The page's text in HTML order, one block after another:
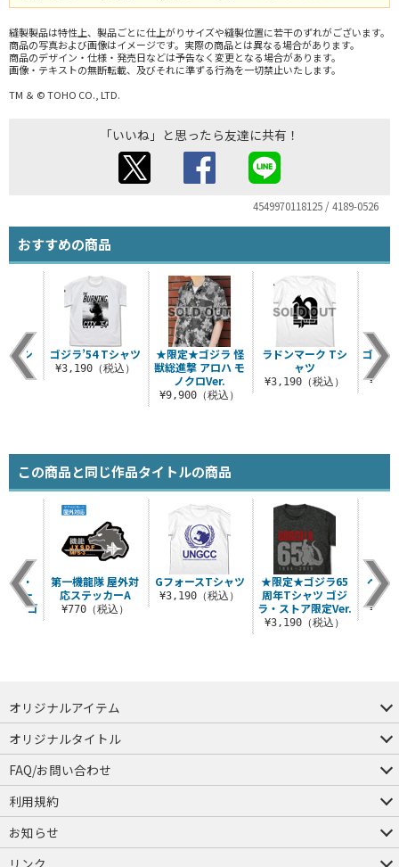
縫製製品は特性上、製品ごとに仕上がりサイズや縫製位置に若干のずれがございます。
商品の写真および画像はイメージです。実際の商品とは異なる場合があります。
商品のデザイン・仕様・発売日などは予告なく変更となる場合があります。
画像・テキストの無断転載、及びそれに準ずる行為を一切禁止いたします。
TM ＆ © TOHO CO., LTD.
「いいね」と思ったら友達に共有！
4549970118125 / 4189-0526
おすすめの商品
★限定★ゴジラ 怪
獣総進撃 アロハ モ
ノクロVer.
¥9,900（税込）
ラドンマーク Tシ
ャツ
¥3,190（税込）
ゴジラ
Tシ
込）
ゴジラ’54 Tシャツ
¥3,190（税込）
この商品と同じ作品タイトルの商品
GフォースTシャツ
¥3,190（税込）
★限定★ゴジラ65
周年Tシャツ ゴジ
ラ・ストア限定Ver.
¥3,190（税込）
ヘド
ラ・
バー
アムゴ
第一機龍隊 屋外対
応ステッカーA
¥770（税込）
オリジナルアイテム
つままれ
つかまれ
ピョコッテ
オリジナルタイトル
アイテムヤ
ミスカトニック大學購買部
FAQ/お問い合わせ
FAQ
お問い合わせ
利用規約
会員規約・ポイント規約
特定商取引法に関する表示
プライバシーポリシー
お知らせ
店舗情報
採用情報
発売日変更のお知らせ
販売代理店・取扱店募集
海外のご案内（English）